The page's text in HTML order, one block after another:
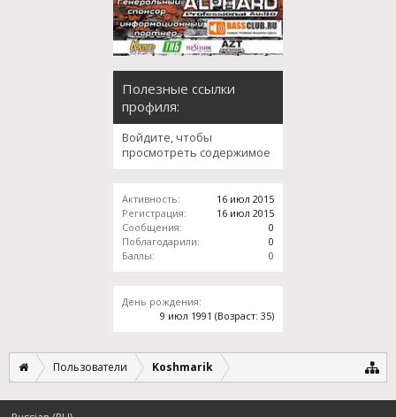
Полезные ссылки
профиля:
Войдите, чтобы
просмотреть содержимое
Активность:
16 июл 2015
Регистрация:
16 июл 2015
Сообщения:
0
Поблагодарили:
0
Баллы:
0
День рождения:
9 июл 1991 (Возраст: 35)
Пользователи Koshmarik